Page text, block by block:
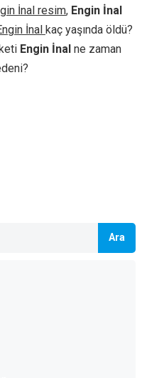
İnal resim, Engin İnal
İnal kaç yaşında öldü?
Engin İnalne zaman
Ara